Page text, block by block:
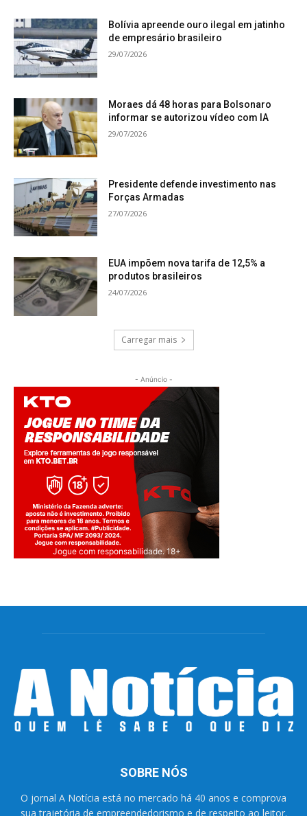
Bolívia apreende ouro ilegal em jatinho
de empresário brasileiro
29/07/2026
Moraes dá 48 horas para Bolsonaro
informar se autorizou vídeo com IA
29/07/2026
Presidente defende investimento nas
Forças Armadas
27/07/2026
EUA impõem nova tarifa de 12,5% a
produtos brasileiros
24/07/2026
Carregar mais
- Anúncio -
Jogue com responsabilidade. 18+
SOBRE NÓS
O jornal A Notícia está no mercado há 40 anos e comprova
sua trajetória de empreendedorismo e de respeito ao leitor.